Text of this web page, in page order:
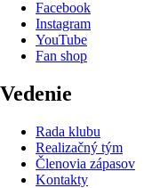
Facebook
Instagram
YouTube
Fan shop
Vedenie
Rada klubu
Realizačný tým
Členovia zápasov
Kontakty